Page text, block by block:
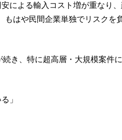
による輸入コスト増が重なり
もはや民間企業単独でリスクを
き、特に超高層・大規模案件
」